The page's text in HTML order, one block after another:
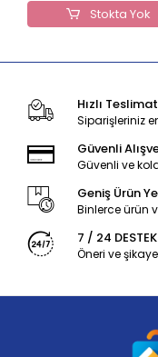
Stokta Yok
Hızlı Teslimat
Siparişleriniz
Güvenli
Güvenli ve
Geniş Ürün
Binlerce ürün
7 / 24 DESTEK
Öneri ve